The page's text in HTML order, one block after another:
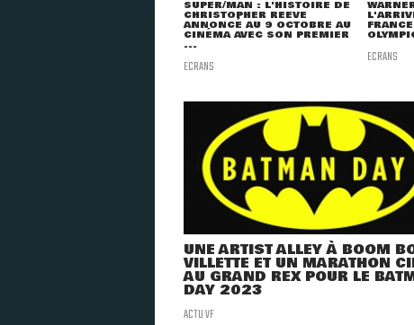
SUPER/MAN : L'HISTOIRE DE
CHRISTOPHER REEVE
ANNONCÉ AU 9 OCTOBRE AU
CINÉMA AVEC SON PREMIER
...
ECRANS ECRANS
UNE ARTIST ALLEY À BOOM
VILLETTE ET UN MARATHON
AU GRAND REX POUR LE
DAY 2023
ACTU VF